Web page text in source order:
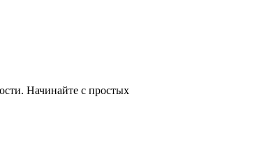
Начинайте с простых